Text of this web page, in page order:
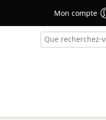
Mon compte